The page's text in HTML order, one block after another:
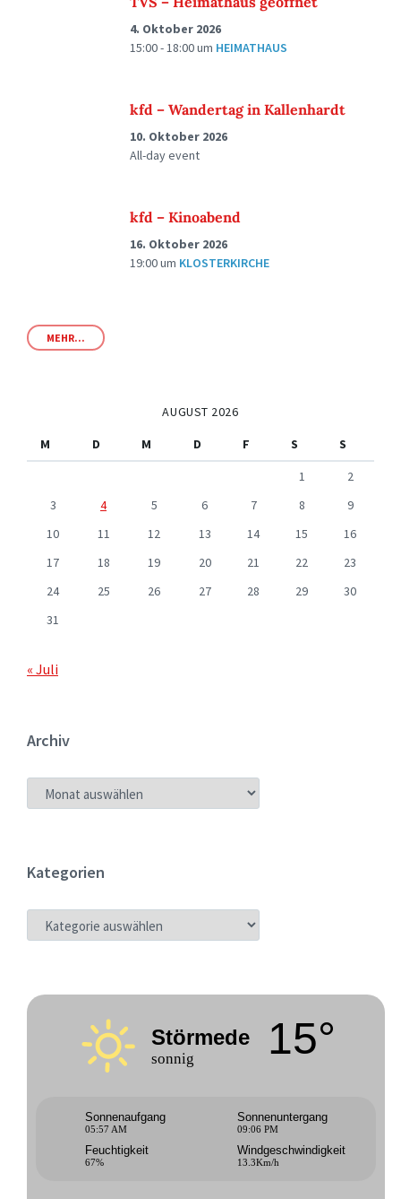
4. Oktober 2026
15:00 - 18:00um HEIMATHAUS
kfd – Wandertag in Kallenhardt
10. Oktober 2026
All-day event
kfd – Kinoabend
16. Oktober 2026
19:00um KLOSTERKIRCHE
MEHR...
AUGUST 2026
M
D M D F S
S
1
2
3
4 5 6 7 8
9
10
11 12 13 14 15
16
17
18 19 20 21 22
23
24
25 26 27 28 29
30
31
« Juli
Archiv
ARCHIV
Kategorien
KATEGORIEN
Störmede
sonnig 15°
Sonnenaufgang
05:57 AM
Sonnenuntergang
09:06 PM
Feuchtigkeit
67%
Windgeschwindigkeit
13.3Km/h